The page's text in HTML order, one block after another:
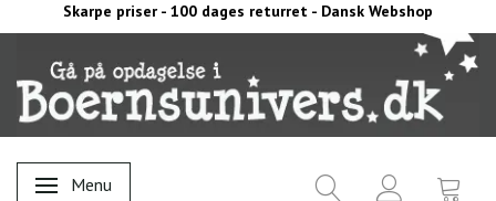
Skarpe priser - 100 dages returret - Dansk Webshop
Skifte navigation
Menu